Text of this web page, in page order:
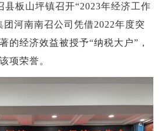
县板山坪镇召开“2023年经济工作
团河南南召公司凭借2022年度突
的经济效益被授予“纳税大户”，
项荣誉。